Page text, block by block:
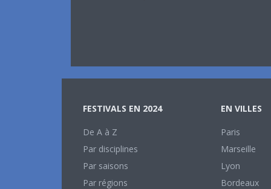
FESTIVALS EN 2024
De A à Z
Par disciplines
Par saisons
Par régions
EN VILLES
Paris
Marseille
Lyon
Bordeaux